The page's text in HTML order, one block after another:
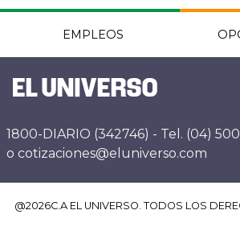
EMPLEOS
1800-DIARIO (342746) - Tel. (04)
o cotizaciones@eluniverso.com
@2026C.A EL UNIVERSO. TODOS LOS